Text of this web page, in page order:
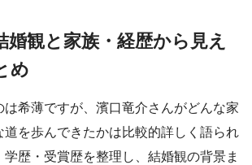
婚観と家族・経歴から見え
め
は希薄ですが、濱口竜介さんがどんな家
道を歩んできたかは比較的詳しく語られ
歴・受賞歴を整理し、結婚観の背景ま